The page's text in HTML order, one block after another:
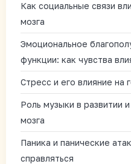
Как социальные связи
мозга
Эмоциональное
функции: как чувства
Стресс и его влияние на
Роль музыки в развитии
мозга
Паника и панические
справляться